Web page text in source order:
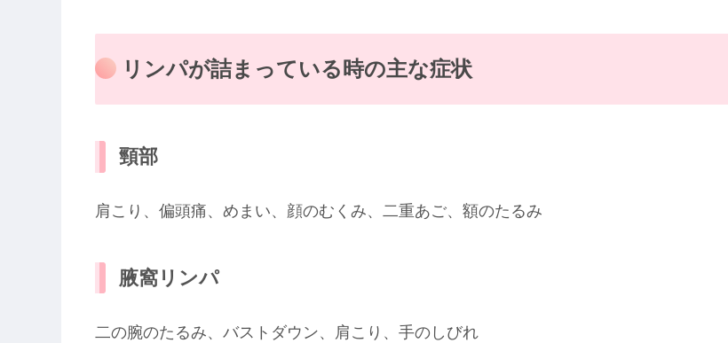
リンパが詰まっている時の主な症状
頸部
肩こり、偏頭痛、めまい、顔のむくみ、二重あご、額のたるみ
腋窩リンパ
二の腕のたるみ、バストダウン、肩こり、手のしびれ